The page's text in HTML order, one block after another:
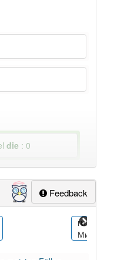
die : 0
Feedback
ru
Мимика